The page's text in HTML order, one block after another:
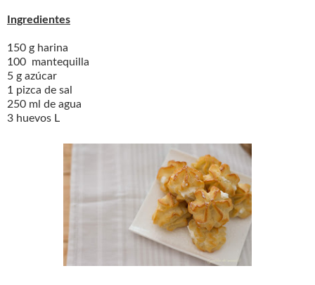
Ingredientes
150 g harina
100 mantequilla
5 g azúcar
1 pizca de sal
250 ml de agua
3 huevos L